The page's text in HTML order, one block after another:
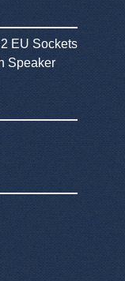
EU Sockets
Speaker